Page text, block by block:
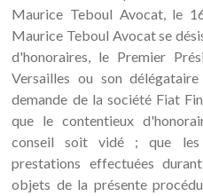
Maurice Teboul Avocat, le
Maurice Teboul Avocat se
d'honoraires, le Premier
Versailles ou son
demande de la société Fiat
que le contentieux
conseil soit vidé ; que les
prestations effectuées
objets de la présente